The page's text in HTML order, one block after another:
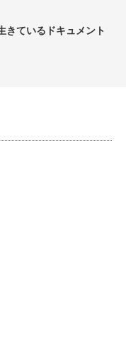
きているドキュメント